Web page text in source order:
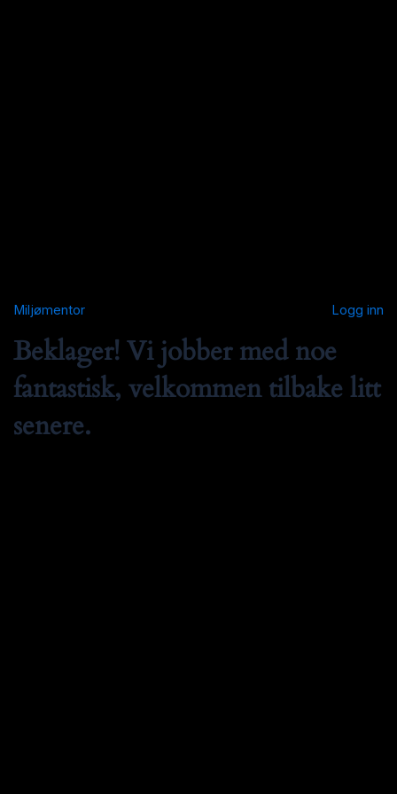
Miljømentor Logg inn
Beklager! Vi jobber med noe
fantastisk, velkommen tilbake litt
senere.